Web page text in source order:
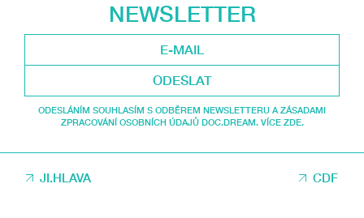
NEWSLETTER
ODESLAT
ODESLÁNÍM SOUHLASÍM S ODBĚREM NEWSLETTERU A ZÁSADAMI
ZPRACOVÁNÍ OSOBNÍCH ÚDAJŮ DOC.DREAM. VÍCE ZDE.
JI.HLAVA CDF